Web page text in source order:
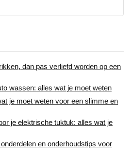
dan pas verliefd worden op een
wassen: alles wat je moet weten
je moet weten voor een slimme en
je elektrische tuktuk: alles wat je
en onderhoudstips voor